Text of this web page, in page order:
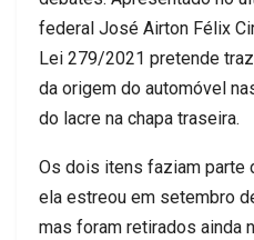
federal José Airton Félix
Lei 279/2021 pretende
da origem do automóvel
do lacre na chapa traseira.
Os dois itens faziam parte
ela estreou em setembro
mas foram retirados ainda